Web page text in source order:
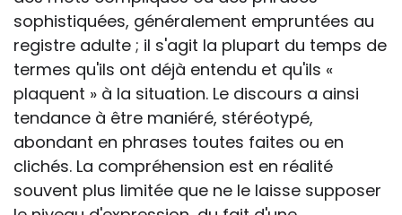
sophistiquées, généralement empruntées au
registre adulte ; il s'agit la plupart du temps de
termes qu'ils ont déjà entendu et qu'ils «
plaquent » à la situation. Le discours a ainsi
tendance à être maniéré, stéréotypé,
abondant en phrases toutes faites ou en
clichés. La compréhension est en réalité
souvent plus limitée que ne le laisse supposer